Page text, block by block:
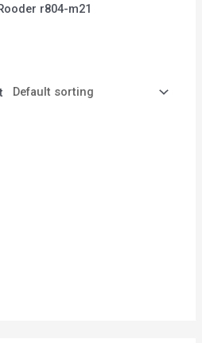
r804-m21